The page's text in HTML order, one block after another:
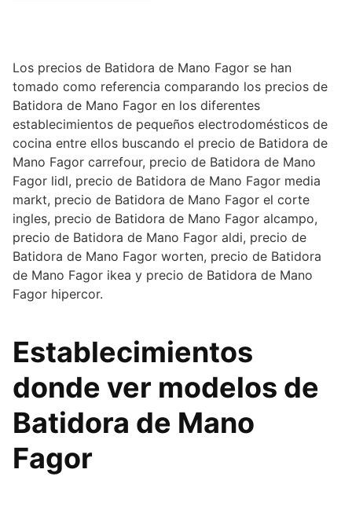
Los precios de Batidora de Mano Fagor se han
tomado como referencia comparando los precios de
Batidora de Mano Fagor en los diferentes
establecimientos de pequeños electrodomésticos de
cocina entre ellos buscando el precio de Batidora de
Mano Fagor carrefour, precio de Batidora de Mano
Fagor lidl, precio de Batidora de Mano Fagor media
markt, precio de Batidora de Mano Fagor el corte
ingles, precio de Batidora de Mano Fagor alcampo,
precio de Batidora de Mano Fagor aldi, precio de
Batidora de Mano Fagor worten, precio de Batidora
de Mano Fagor ikea y precio de Batidora de Mano
Fagor hipercor.
Establecimientos
donde ver modelos de
Batidora de Mano
Fagor